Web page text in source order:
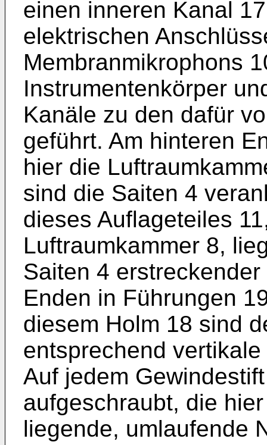
einen inneren Kanal
elektrischen
Membranmikrophons
Instrumentenkörper
Kanäle zu den dafür
geführt. Am hinteren
hier die
sind die Saiten 4
dieses Auflageteiles
Luftraumkammer 8,
Saiten 4
Enden in Führungen
diesem Holm 18 sind
entsprechend
Auf jedem
aufgeschraubt, die
liegende, umlaufende